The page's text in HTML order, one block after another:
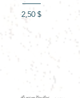
Prix
2,50 $